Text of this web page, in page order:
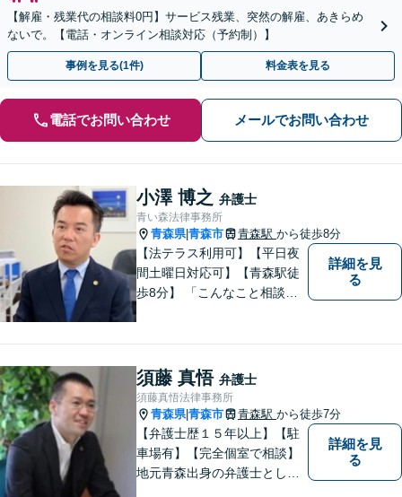
【解雇・残業代の相談料0円】サービス残業、突然の解雇、あきらめ
ないで。【電話・オンライン相談対応（予約制）】
事例を見る(1件) 料金表を見る
電話でお問い合わせ メールでお問い合わせ
小澤 博之 弁護士
青い森法律事務所
青森県|青森市 青森駅 から徒歩8分
【法テラス利用可】【平日夜
間土曜日対応可】【青森駅徒
歩8分】 「こんなこと相談し
い。 皆様が抱えている問題に
真摯に向き合い、ともに解決
いたします。
詳細を見
る
須藤 真悟 弁護士
須藤真悟法律事務所
青森県|青森市 青森駅 から徒歩7分
【弁護士歴１５年以上】【駐
車場有】【完全個室で相談】
地元青森出身の弁護士とし
詳細を見
る